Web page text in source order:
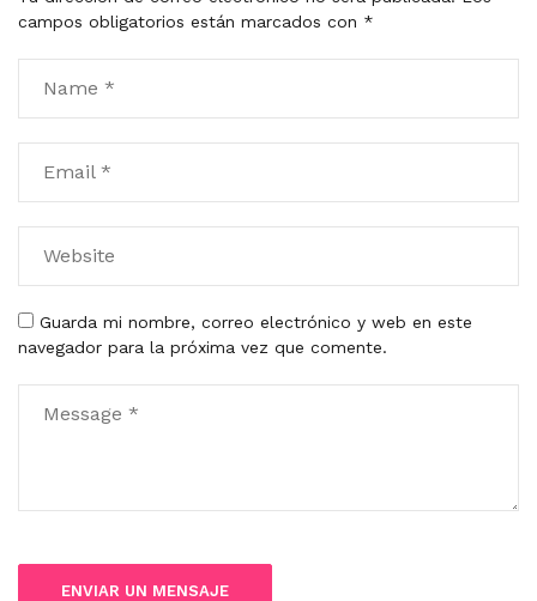
campos obligatorios están marcados con *
Guarda mi nombre, correo electrónico y web en este
navegador para la próxima vez que comente.